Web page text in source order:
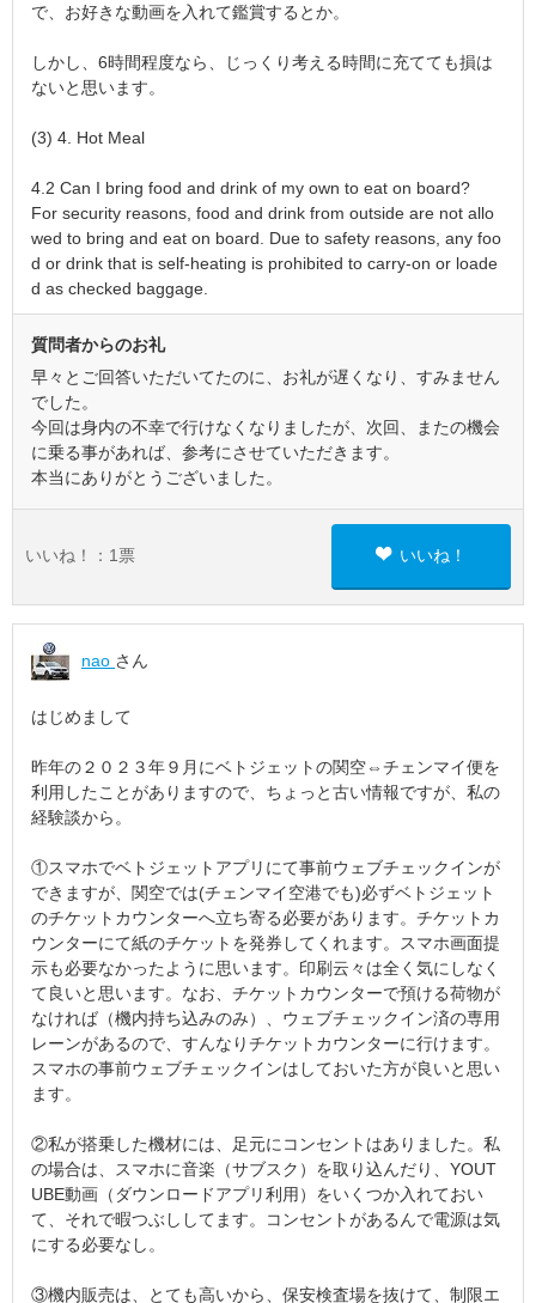
で、お好きな動画を入れて鑑賞するとか。
しかし、6時間程度なら、じっくり考える時間に充てても損は
ないと思います。
(3) 4. Hot Meal
4.2 Can I bring food and drink of my own to eat on board?
For security reasons, food and drink from outside are not allo
wed to bring and eat on board. Due to safety reasons, any foo
d or drink that is self-heating is prohibited to carry-on or loade
d as checked baggage.
質問者からのお礼
早々とご回答いただいてたのに、お礼が遅くなり、すみません
でした。
今回は身内の不幸で行けなくなりましたが、次回、またの機会
に乗る事があれば、参考にさせていただきます。
本当にありがとうございました。
いいね！： 1 票 いいね！
nao さん
はじめまして
昨年の２０２３年９月にベトジェットの関空⇔チェンマイ便を
利用したことがありますので、ちょっと古い情報ですが、私の
経験談から。
①スマホでベトジェットアプリにて事前ウェブチェックインが
できますが、関空では(チェンマイ空港でも)必ずベトジェット
のチケットカウンターへ立ち寄る必要があります。チケットカ
ウンターにて紙のチケットを発券してくれます。スマホ画面提
示も必要なかったように思います。印刷云々は全く気にしなく
て良いと思います。なお、チケットカウンターで預ける荷物が
なければ（機内持ち込みのみ）、ウェブチェックイン済の専用
レーンがあるので、すんなりチケットカウンターに行けます。
スマホの事前ウェブチェックインはしておいた方が良いと思い
ます。
②私が搭乗した機材には、足元にコンセントはありました。私
の場合は、スマホに音楽（サブスク）を取り込んだり、YOUT
UBE動画（ダウンロードアプリ利用）をいくつか入れておい
て、それで暇つぶししてます。コンセントがあるんで電源は気
にする必要なし。
③機内販売は、とても高いから、保安検査場を抜けて、制限エ